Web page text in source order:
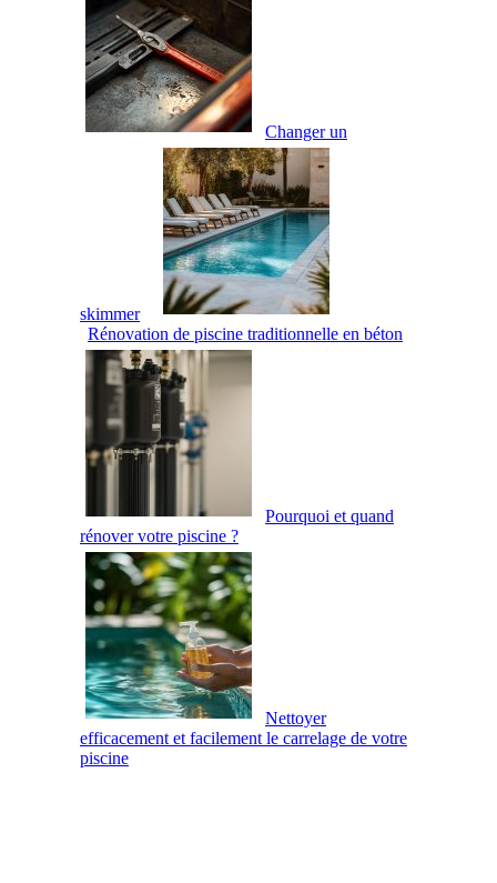
Changer un
skimmer
Rénovation de piscine traditionnelle en béton
Pourquoi et quand
rénover votre piscine ?
Nettoyer
efficacement et facilement le carrelage de votre
piscine